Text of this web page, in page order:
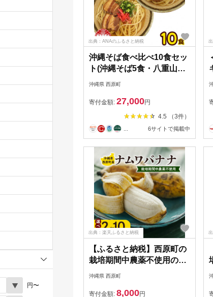
円〜
出典：ANAのふるさと納税
沖縄そば食べ比べ10食セッ
ト(沖縄そば5食・八重山そ
ば5食)
沖縄県 西原町
寄付金額: 27,000円
4.5 （3件）
6サイトで掲載中
出典：楽天ふるさと納税
【ふるさと納税】西原町の
栽培期間中農薬不使用のナ
ムワバナナ2kg～10kg/3回
フルーツ バナナ ナムワバ
沖縄県 西原町
寄付金額: 8,000円